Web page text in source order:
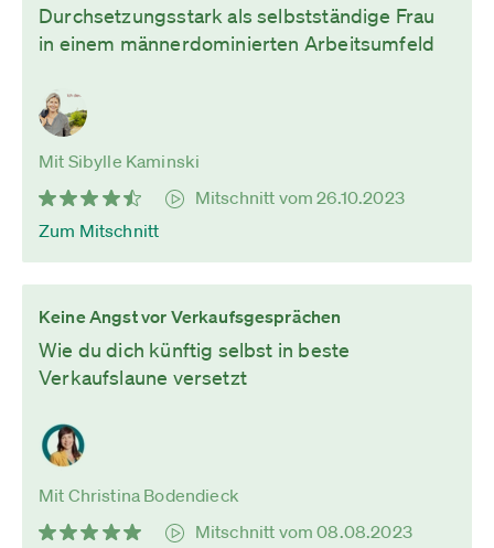
Durchsetzungsstark als selbstständige Frau
in einem männerdominierten Arbeitsumfeld
Mit Sibylle Kaminski
Mitschnitt vom 26.10.2023
Zum Mitschnitt
Keine Angst vor Verkaufsgesprächen
Wie du dich künftig selbst in beste
Verkaufslaune versetzt
Mit Christina Bodendieck
Mitschnitt vom 08.08.2023